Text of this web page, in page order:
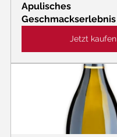
Apulisches
Geschmackserlebnis
Jetzt kaufen